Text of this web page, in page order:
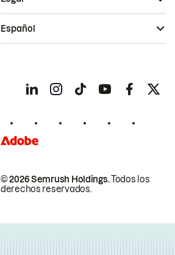
© 2026 Semrush Holdings.Todos los
derechos reservados.
Español